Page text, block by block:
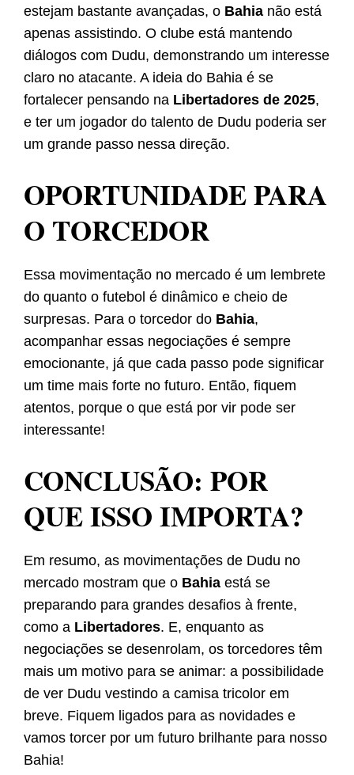
estejam bastante avançadas, o Bahia não está
apenas assistindo. O clube está mantendo
diálogos com Dudu, demonstrando um interesse
claro no atacante. A ideia do Bahia é se
fortalecer pensando na Libertadores de 2025,
e ter um jogador do talento de Dudu poderia ser
um grande passo nessa direção.
OPORTUNIDADE PARA
O TORCEDOR
Essa movimentação no mercado é um lembrete
do quanto o futebol é dinâmico e cheio de
surpresas. Para o torcedor do Bahia,
acompanhar essas negociações é sempre
emocionante, já que cada passo pode significar
um time mais forte no futuro. Então, fiquem
atentos, porque o que está por vir pode ser
interessante!
CONCLUSÃO: POR
QUE ISSO IMPORTA?
Em resumo, as movimentações de Dudu no
mercado mostram que o Bahia está se
preparando para grandes desafios à frente,
como a Libertadores. E, enquanto as
negociações se desenrolam, os torcedores têm
mais um motivo para se animar: a possibilidade
de ver Dudu vestindo a camisa tricolor em
breve. Fiquem ligados para as novidades e
vamos torcer por um futuro brilhante para nosso
Bahia!